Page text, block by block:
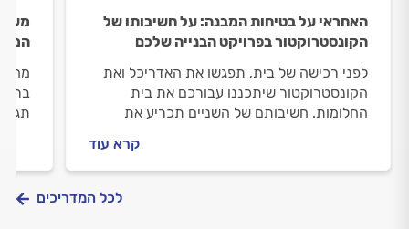
האחראי על בטיחות המבנה: על חשיבותו של
הקונסטרוקטור בפרויקט הבנייה שלכם
לפני רכישה של בית, תפגשו את האדריכל ואת
הקונסטרוקטור שיתכננו עבורכם את בית
החלומות. חשיבותם של השניים תכריע את
קרא עוד
לכל המדריכים